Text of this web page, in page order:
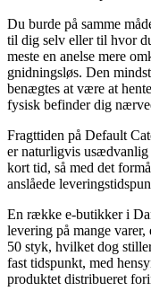
Du burde på samme
til dig selv eller til hvor
meste en anelse mere
gnidningsløs. Den
benægtes at være at
fysisk befinder dig
Fragttiden på Default
er naturligvis
kort tid, så med det
anslåede
En række e-butikker i
levering på mange
50 styk, hvilket dog
fast tidspunkt, med
produktet distribueret